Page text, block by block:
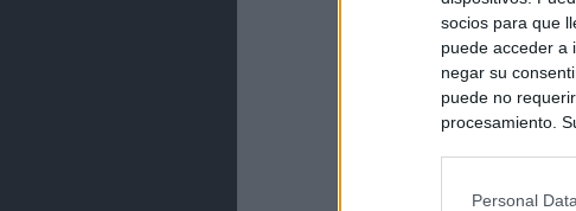
socios para que
puede acceder a
negar su
puede no
procesamiento.
Personal